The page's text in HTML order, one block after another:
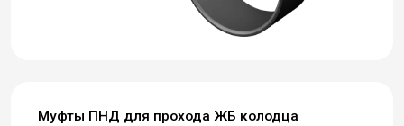
Муфты ПНД для прохода ЖБ колодца